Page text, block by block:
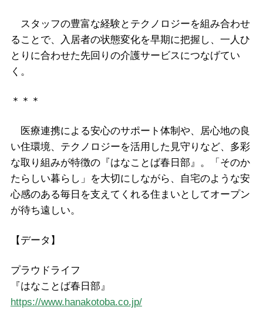
スタッフの豊富な経験とテクノロジーを組み合わせ
ることで、入居者の状態変化を早期に把握し、一人ひ
とりに合わせた先回りの介護サービスにつなげてい
く。
＊＊＊
医療連携による安心のサポート体制や、居心地の良
い住環境、テクノロジーを活用した見守りなど、多彩
な取り組みが特徴の『はなことば春日部』。「そのか
たらしい暮らし」を大切にしながら、自宅のような安
心感のある毎日を支えてくれる住まいとしてオープン
が待ち遠しい。
【データ】
プラウドライフ
『はなことば春日部』
https://www.hanakotoba.co.jp/